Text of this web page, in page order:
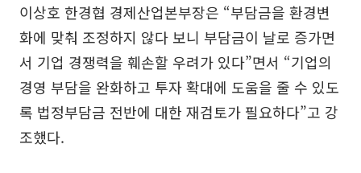
이상호 한경협 경제산업본부장은 “부담금을 환경변
화에 맞춰 조정하지 않다 보니 부담금이 날로 증가면
서 기업 경쟁력을 훼손할 우려가 있다”면서 “기업의
경영 부담을 완화하고 투자 확대에 도움을 줄 수 있도
록 법정부담금 전반에 대한 재검토가 필요하다”고 강
조했다.